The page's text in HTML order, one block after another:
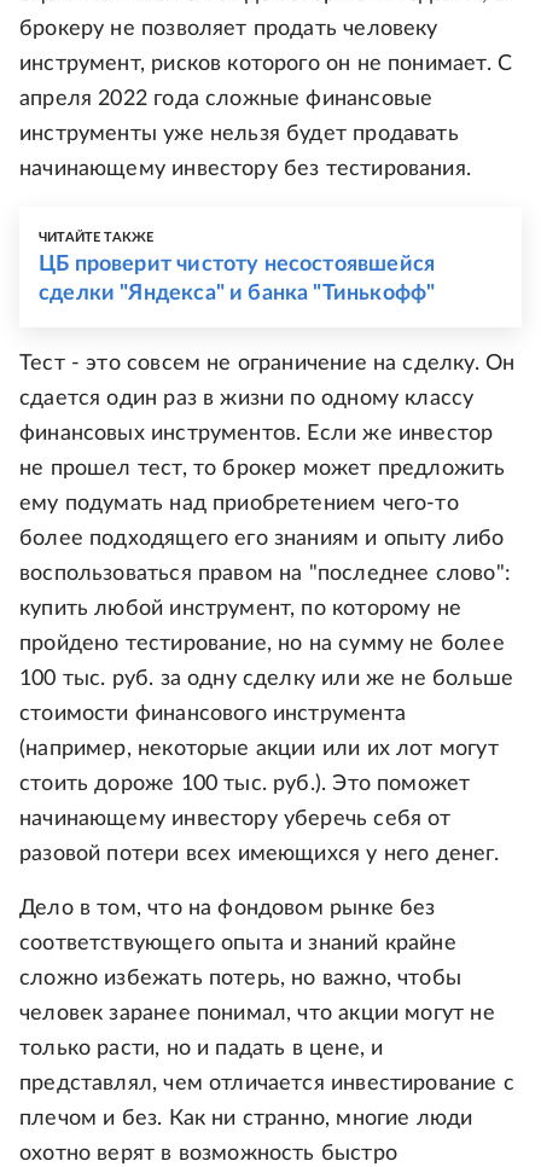
брокеру не позволяет продать человеку
инструмент, рисков которого он не понимает. С
апреля 2022 года сложные финансовые
инструменты уже нельзя будет продавать
начинающему инвестору без тестирования.
ЧИТАЙТЕ ТАКЖЕ
ЦБ проверит чистоту несостоявшейся
сделки "Яндекса" и банка "Тинькофф"
Тест - это совсем не ограничение на сделку. Он
сдается один раз в жизни по одному классу
финансовых инструментов. Если же инвестор
не прошел тест, то брокер может предложить
ему подумать над приобретением чего-то
более подходящего его знаниям и опыту либо
воспользоваться правом на "последнее слово":
купить любой инструмент, по которому не
пройдено тестирование, но на сумму не более
100 тыс. руб. за одну сделку или же не больше
стоимости финансового инструмента
(например, некоторые акции или их лот могут
стоить дороже 100 тыс. руб.). Это поможет
начинающему инвестору уберечь себя от
разовой потери всех имеющихся у него денег.
Дело в том, что на фондовом рынке без
соответствующего опыта и знаний крайне
сложно избежать потерь, но важно, чтобы
человек заранее понимал, что акции могут не
только расти, но и падать в цене, и
представлял, чем отличается инвестирование с
плечом и без. Как ни странно, многие люди
охотно верят в возможность быстро